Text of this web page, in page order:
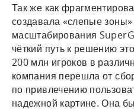
Так же как
создавала «слепые
масштабирования
чёткий путь к решению
200 млн игроков в
компания перешла от
по привлечению
надежной картине. Она